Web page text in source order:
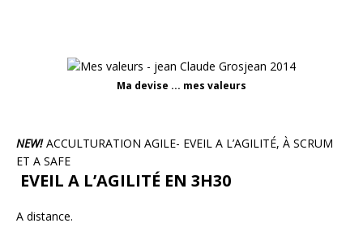
Ma devise ... mes valeurs
NEW!ACCULTURATION AGILE- EVEIL A L’AGILITÉ, À SCRUM
ET A SAFE
EVEIL A L’AGILITÉ EN 3H30
A distance.